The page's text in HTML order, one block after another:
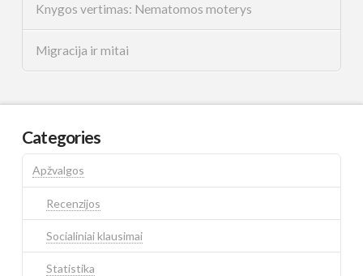
Knygos vertimas: Nematomos moterys
Migracija ir mitai
Categories
Apžvalgos
Recenzijos
Socialiniai klausimai
Statistika